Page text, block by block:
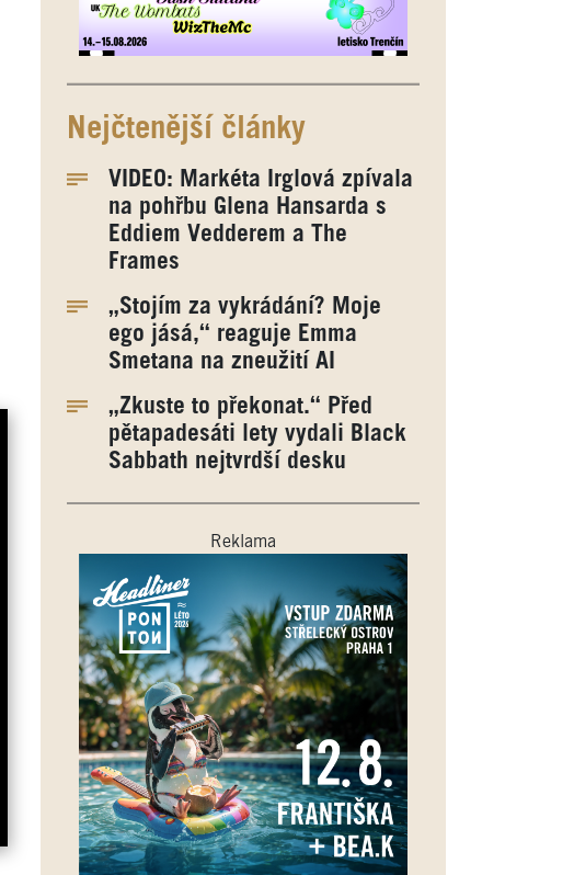
Nejčtenější články
VIDEO: Markéta Irglová zpívala
na pohřbu Glena Hansarda s
Eddiem Vedderem a The
Frames
„Stojím za vykrádání? Moje
ego jásá,“ reaguje Emma
Smetana na zneužití AI
„Zkuste to překonat.“ Před
pětapadesáti lety vydali Black
Sabbath nejtvrdší desku
Reklama